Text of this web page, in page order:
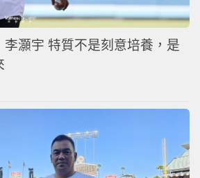
李灝宇 特質不是刻意培養，是